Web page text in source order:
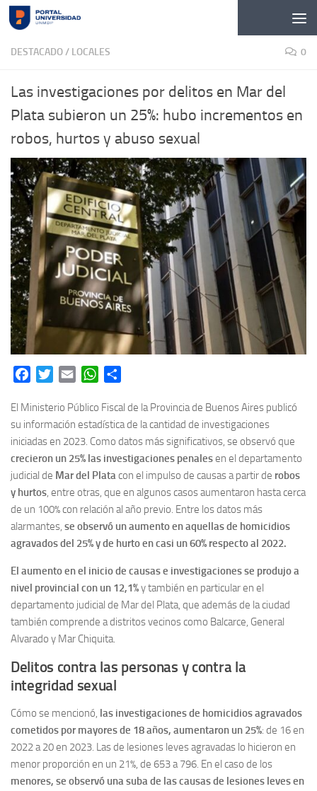
Skip to content
DESTACADO/ LOCALES 0
Las investigaciones por delitos en Mar del
Plata subieron un 25%: hubo incrementos en
robos, hurtos y abuso sexual
FacebookTwitterEmail WhatsApp
El Ministerio Público Fiscal de la Provincia de Buenos Aires publicó
su información estadística de la cantidad de investigaciones
iniciadas en 2023. Como datos más significativos, se observó que
crecieron un 25% las investigaciones penalesen el departamento
judicial de Mar del Platacon el impulso de causas a partir de robos
y hurtos, entre otras, que en algunos casos aumentaron hasta cerca
de un 100% con relación al año previo. Entre los datos más
alarmantes, se observó un aumento en aquellas de homicidios
agravados del 25% y de hurto en casi un 60% respecto al 2022.
El aumento en el inicio de causas e investigaciones se produjo a
nivel provincial con un 12,1%y también en particular en el
departamento judicial de Mar del Plata, que además de la ciudad
también comprende a distritos vecinos como Balcarce, General
Alvarado y Mar Chiquita.
Delitos contra las personas y contra la
integridad sexual
Cómo se mencionó, las investigaciones de homicidios agravados
cometidos por mayores de 18 años, aumentaron un 25%: de 16 en
2022 a 20 en 2023. Las de lesiones leves agravadas lo hicieron en
menor proporción en un 21%, de 653 a 796. En el caso de los
menores, se observó una suba de las causas de lesiones leves en